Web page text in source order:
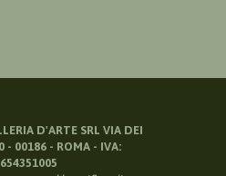
D'ARTE SRL VIA DEI
- 00186 - ROMA - IVA: